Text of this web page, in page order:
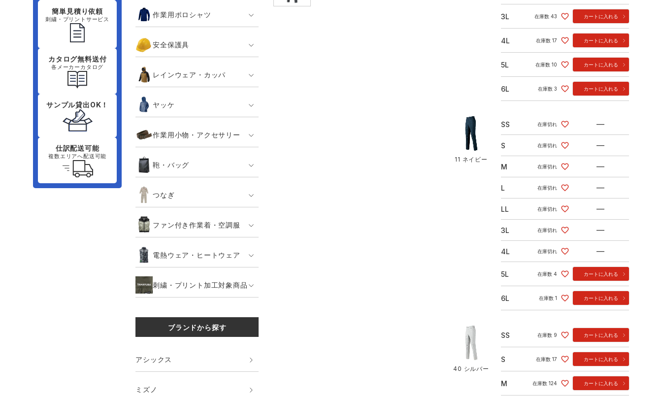
簡単見積り依頼
刺繍・プリントサービス
カタログ無料送付
各メーカーカタログ
サンプル貸出OK！
仕訳配送可能
複数エリアへ配送可能
作業用ポロシャツ
安全保護具
レインウェア・カッパ
ヤッケ
作業用小物・アクセサリー
鞄・バッグ
つなぎ
ファン付き作業着・空調服
電熱ウェア・ヒートウェア
刺繍・プリント加工対象商品
ブランドから探す
アシックス
ミズノ
3L 在庫数 43 カートに入れる
4L 在庫数 17 カートに入れる
5L 在庫数 10 カートに入れる
6L 在庫数 3 カートに入れる
11 ネイビー
SS 在庫切れ —
S 在庫切れ —
M 在庫切れ —
L 在庫切れ —
LL 在庫切れ —
3L 在庫切れ —
4L 在庫切れ —
5L 在庫数 4 カートに入れる
6L 在庫数 1 カートに入れる
40 シルバー
SS 在庫数 9 カートに入れる
S 在庫数 17 カートに入れる
M 在庫数 124 カートに入れる